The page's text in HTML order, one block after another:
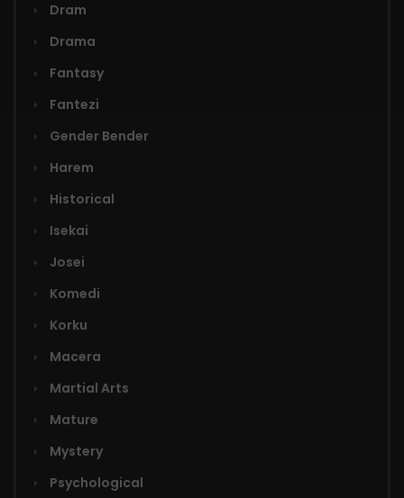
Dram
Drama
Fantasy
Fantezi
Gender Bender
Harem
Historical
Isekai
Josei
Komedi
Korku
Macera
Martial Arts
Mature
Mystery
Psychological